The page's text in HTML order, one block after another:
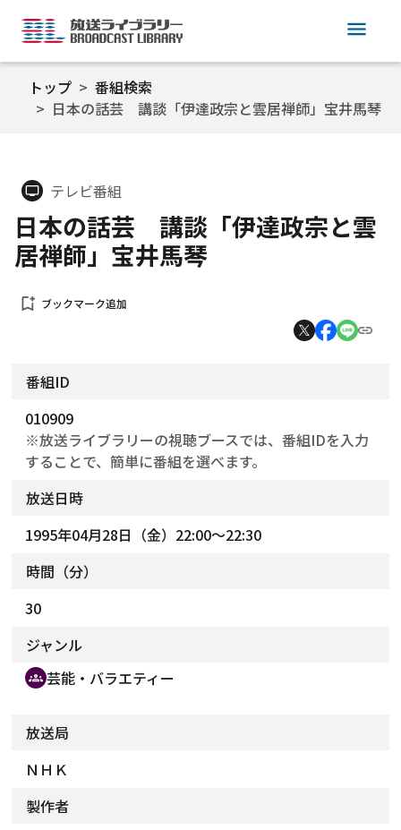
menu
トップ
番組検索
日本の話芸 講談「伊達政宗と雲居禅師」宝井馬琴
tv テレビ番組
日本の話芸 講談「伊達政宗と雲
居禅師」宝井馬琴
bookmark_add ブックマーク追加
番組ID
010909
※放送ライブラリーの視聴ブースでは、番組IDを入力
することで、簡単に番組を選べます。
放送日時
1995年04月28日（金）22:00～22:30
時間（分）
30
ジャンル
groups 芸能・バラエティー
放送局
ＮＨＫ
製作者